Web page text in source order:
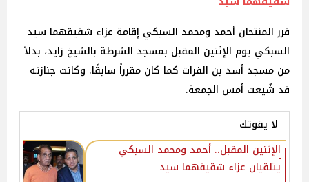
قرر المنتجان أحمد ومحمد السبكي إقامة عزاء شقيقهما سيد
السبكي يوم الإثنين المقبل بمسجد الشرطة بالشيخ زايد، بدلاً
من مسجد أسد بن الفرات كما كان مقرراً سابقًا. وكانت جنازته
قد شُيعت أمس الجمعة.
لا يفوتك
الإثنين المقبل.. أحمد ومحمد السبكي
يتلقيان عزاء شقيقهما سيد